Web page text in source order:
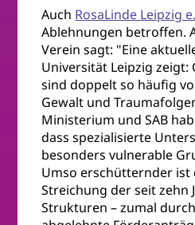
Auch RosaLinde Leipzig
Ablehnungen betroffen.
Verein sagt: "Eine
Universität Leipzig zeigt:
sind doppelt so häufig
Gewalt und
Ministerium und SAB
dass spezialisierte
besonders vulnerable
Umso erschütternder ist
Streichung der seit zehn
Strukturen – zumal